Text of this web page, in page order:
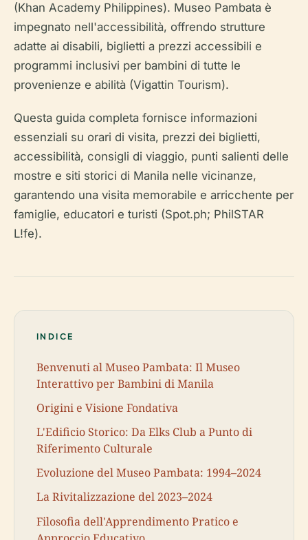
(Khan Academy Philippines). Museo Pambata è
impegnato nell'accessibilità, offrendo strutture
adatte ai disabili, biglietti a prezzi accessibili e
programmi inclusivi per bambini di tutte le
provenienze e abilità (Vigattin Tourism).
Questa guida completa fornisce informazioni
essenziali su orari di visita, prezzi dei biglietti,
accessibilità, consigli di viaggio, punti salienti delle
mostre e siti storici di Manila nelle vicinanze,
garantendo una visita memorabile e arricchente per
famiglie, educatori e turisti (Spot.ph; PhilSTAR
L!fe).
INDICE
Benvenuti al Museo Pambata: Il Museo
Interattivo per Bambini di Manila
Origini e Visione Fondativa
L'Edificio Storico: Da Elks Club a Punto di
Riferimento Culturale
Evoluzione del Museo Pambata: 1994–2024
La Rivitalizzazione del 2023–2024
Filosofia dell'Apprendimento Pratico e